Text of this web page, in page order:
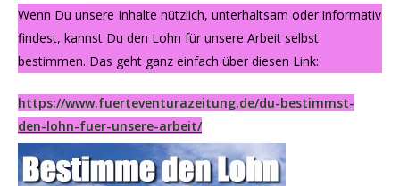
Wenn Du unsere Inhalte nützlich, unterhaltsam oder informativ
findest, kannst Du den Lohn für unsere Arbeit selbst
bestimmen. Das geht ganz einfach über diesen Link:
https://www.fuerteventurazeitung.de/du-bestimmst-
den-lohn-fuer-unsere-arbeit/